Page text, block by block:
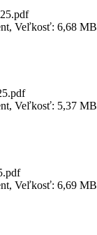
Veľkosť: 6,68 MB
Veľkosť: 5,37 MB
Veľkosť: 6,69 MB